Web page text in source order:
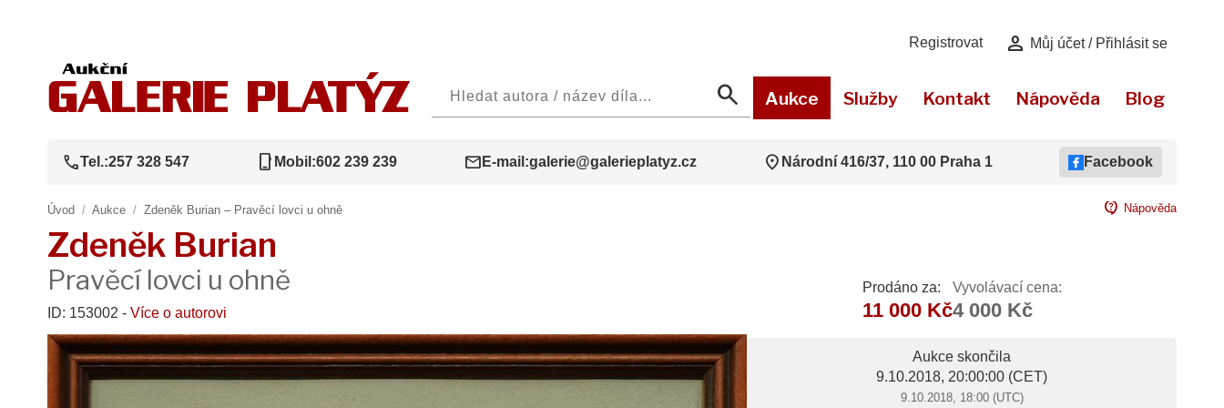
Registrovat person Můj účet / Přihlásit se
search Aukce Služby Kontakt Nápověda Blog
callTel.:257 328 547 phone_iphone Mobil:602 239 239 mail E-mail:galerie@galerieplatyz.cz location_on Národní 416/37, 110 00 Praha 1 Facebook
Úvod / Aukce / Zdeněk Burian – Pravěcí lovci u ohně contact_support Nápověda
Zdeněk Burian
Pravěcí lovci u ohně
ID: 153002 - Více o autorovi
Prodáno za:
11 000 Kč
Vyvolávací cena:
4 000 Kč
Aukce skončila
9.10.2018, 20:00:00 (CET)
9.10.2018, 18:00 (UTC)